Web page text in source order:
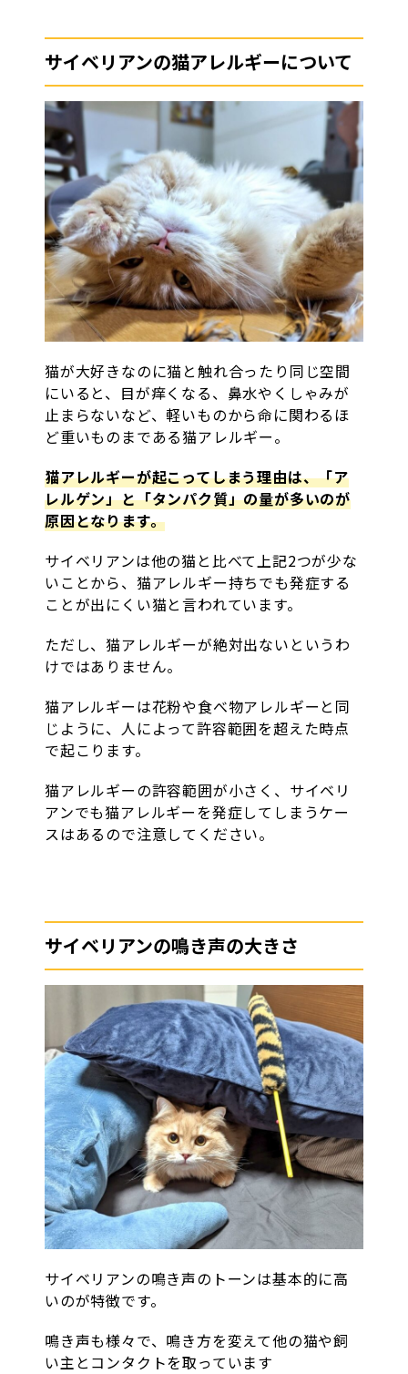
サイベリアンの猫アレルギーについて
猫が大好きなのに猫と触れ合ったり同じ空間
にいると、目が痒くなる、鼻水やくしゃみが
止まらないなど、軽いものから命に関わるほ
ど重いものまである猫アレルギー。
猫アレルギーが起こってしまう理由は、「ア
レルゲン」と「タンパク質」の量が多いのが
原因となります。
サイベリアンは他の猫と比べて上記2つが少な
いことから、猫アレルギー持ちでも発症する
ことが出にくい猫と言われています。
ただし、猫アレルギーが絶対出ないというわ
けではありません。
猫アレルギーは花粉や食べ物アレルギーと同
じように、人によって許容範囲を超えた時点
で起こります。
猫アレルギーの許容範囲が小さく、サイベリ
アンでも猫アレルギーを発症してしまうケー
スはあるので注意してください。
サイベリアンの鳴き声の大きさ
サイベリアンの鳴き声のトーンは基本的に高
いのが特徴です。
鳴き声も様々で、鳴き方を変えて他の猫や飼
い主とコンタクトを取っています